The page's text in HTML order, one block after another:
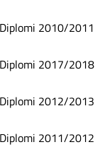
2010/2011
2017/2018
2012/2013
2011/2012